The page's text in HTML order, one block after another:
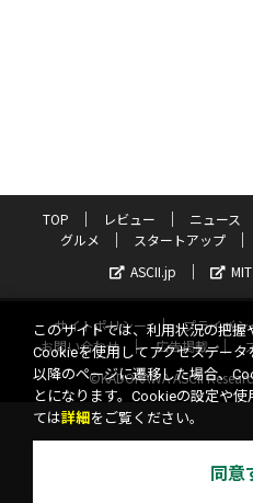
TOP レビュー ニュース
グルメ
スタートアップ
ASCII.jp
サイトポリシー プライバシ
お問い合わせ
広告掲載
©KADOKAWA ASCII
このサイトでは、利用状況の把握
Cookieを使用してアクセスデー
以降のページに遷移した場合、
とになります。Cookieの設定や
ては詳細 をご覧ください。
同意